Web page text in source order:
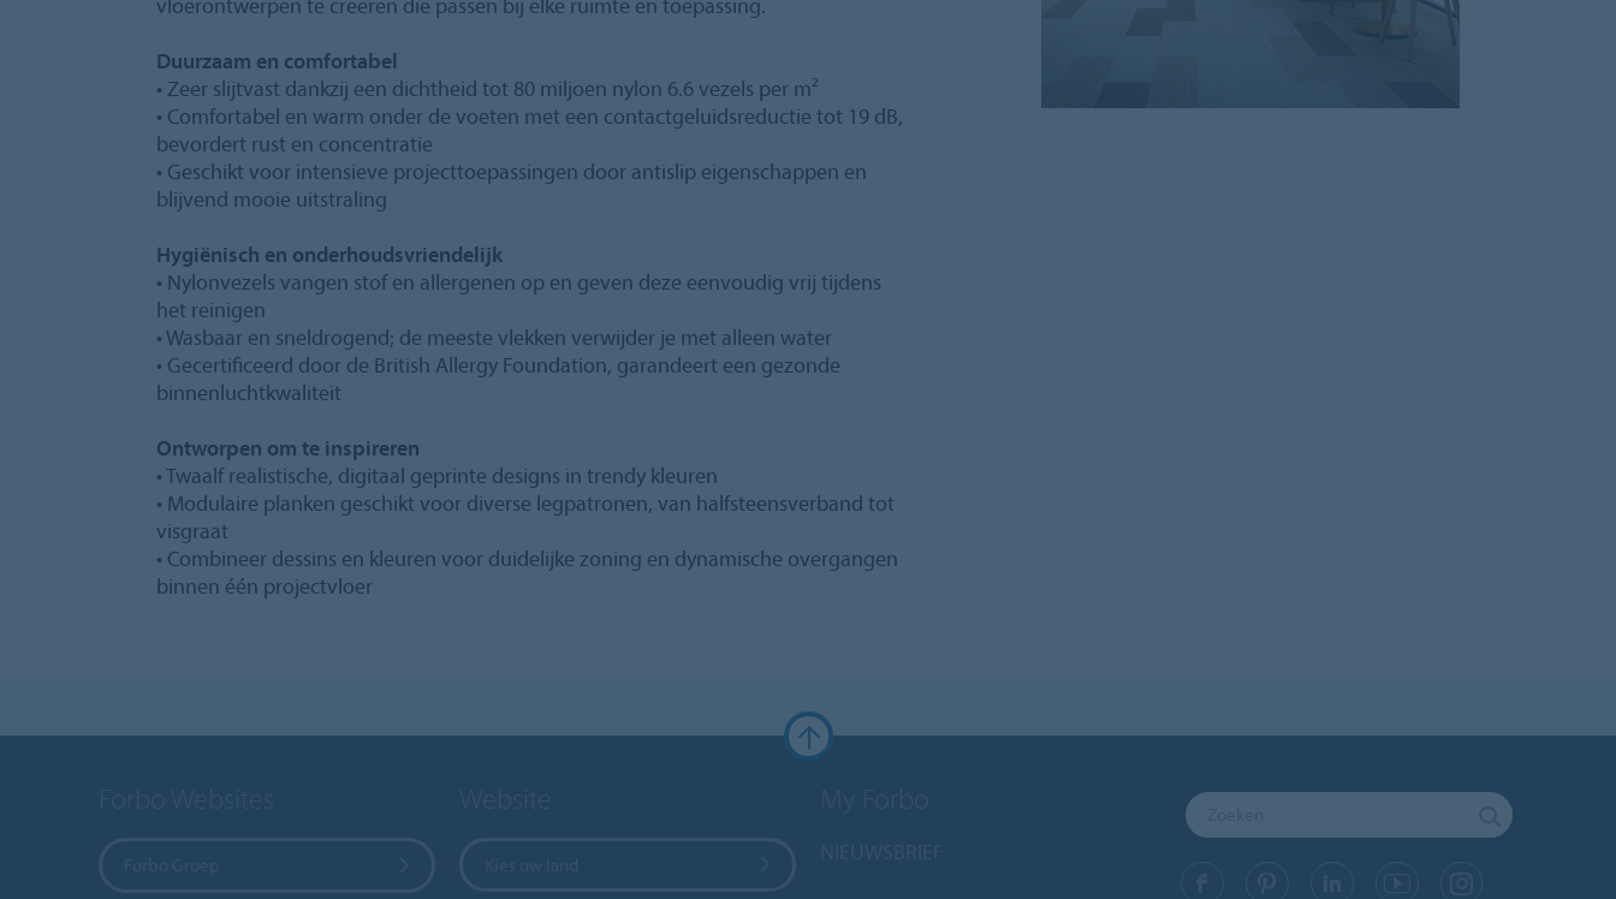
Duurzaam en comfortabel
• Zeer slijtvast dankzij een dichtheid tot 80 miljoen nylon 6.6 vezels per m²
• Comfortabel en warm onder de voeten met een contactgeluidsreductie tot 19 dB,
bevordert rust en concentratie
• Geschikt voor intensieve projecttoepassingen door antislip eigenschappen en
blijvend mooie uitstraling
Hygiënisch en onderhoudsvriendelijk
• Nylonvezels vangen stof en allergenen op en geven deze eenvoudig vrij tijdens
het reinigen
• Wasbaar en sneldrogend; de meeste vlekken verwijder je met alleen water
• Gecertificeerd door de British Allergy Foundation, garandeert een gezonde
binnenluchtkwaliteit
Ontworpen om te inspireren
• Twaalf realistische, digitaal geprinte designs in trendy kleuren
• Modulaire planken geschikt voor diverse legpatronen, van halfsteensverband tot
visgraat
• Combineer dessins en kleuren voor duidelijke zoning en dynamische overgangen
binnen één projectvloer